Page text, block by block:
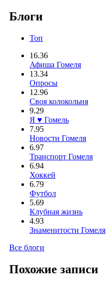
Блоги
Топ
16.36
Афиша Гомеля
13.34
Опросы
12.96
Своя колокольня
9.29
Я ♥ Гомель
7.95
Новости Гомеля
6.97
Транспорт Гомеля
6.94
Хоккей
6.79
Футбол
5.69
Клубная жизнь
4.93
Знаменитости Гомеля
Все блоги
Похожие записи